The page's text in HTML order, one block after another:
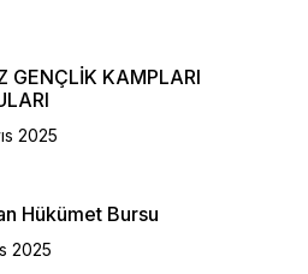
GENÇLİK KAMPLARI
2025
Hükümet Bursu
2025